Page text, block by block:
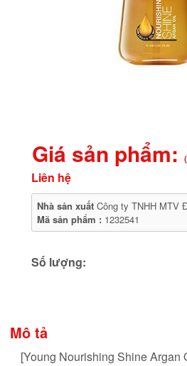
Giá sản phẩm:
Liên hệ
Nhà sản xuất Công ty TNHH MTV
Mã sản phẩm : 1232541
Số lượng:
Mô tả
[Young Nourishing Shine Argan